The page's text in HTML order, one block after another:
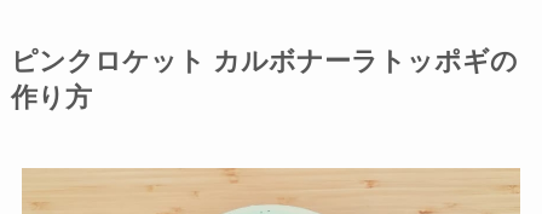
ピンクロケット カルボナーラトッポギの
作り方